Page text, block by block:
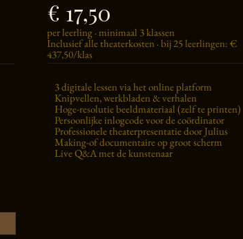
€ 17,50
per leerling · minimaal 3 klassen
Inclusief alle theaterkosten · bij 25 leerlingen: €
437,50/klas
3 digitale lessen via het online platform
Knipvellen, werkbladen & verhalen
Hoge-resolutie beeldmateriaal (zelf te printen)
Persoonlijke inlogcode voor de coördinator
Professionele theaterpresentatie door Julius
Making-of documentaire op groot scherm
Live Q&A met de kunstenaar